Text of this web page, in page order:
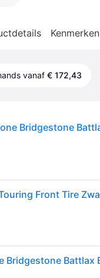
Kenmerken
vanaf € 172,43